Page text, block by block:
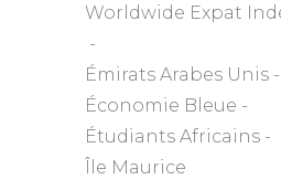
Worldwide Expat
Émirats Arabes Unis
Économie Bleue
Étudiants Africains
Île Maurice